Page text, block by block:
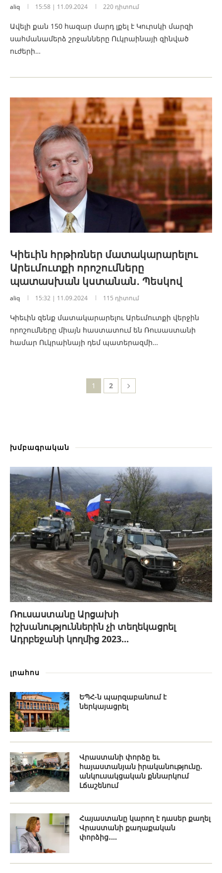
aliq 15:58 | 11.09.2024 220 դիտում
Ավելի քան 150 հազար մարդ լքել է Կուրսկի մարզի
սահմանամերձ շրջանները Ուկրաինայի զինված
ուժերի…
Կիեւին հրթիռներ մատակարարելու
Արեւմուտքի որոշումները
պատասխան կստանան․ Պեսկով
aliq 15:32 | 11.09.2024 115 դիտում
Կիեւին զենք մատակարարելու Արեւմուտքի վերջին
որոշումները միայն հաստատում են Ռուսաստանի
համար Ուկրաինայի դեմ պատերազմի…
1 2
խմբագրական
Ռուսաստանը Արցախի
իշխանություններին չի տեղեկացրել
Ադրբեջանի կողմից 2023...
լրահոս
ԵՊՀ-ն պարզաբանում է
ներկայացրել
Վրաստանի փորձը եւ
հայաստանյան իրականությունը.
անկուսակցական քննարկում
Լճաշենում
Հայաստանը կարող է դասեր քաղել
Վրաստանի քաղաքական
փորձից․...